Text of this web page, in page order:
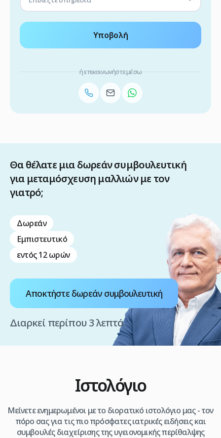
Υποβολή
ή επικοινωνήστε μέσω
Θα θέλατε μια δωρεάν συμβουλευτική
για μεταμόσχευση μαλλιών με τον
γιατρό;
Δωρεάν
Εμπιστευτικό
εντός 12 ωρών
Αποκτήστε δωρεάν συμβουλευτική
Διαρκεί περίπου 3 λεπτά
Ιστολόγιο
Μείνετε ενημερωμένοι με το διορατικό ιστολόγιο μας - τον
πόρο σας για τις πιο πρόσφατες ιατρικές ειδήσεις και
συμβουλές διαχείρισης της υγειονομικής περίθαλψης